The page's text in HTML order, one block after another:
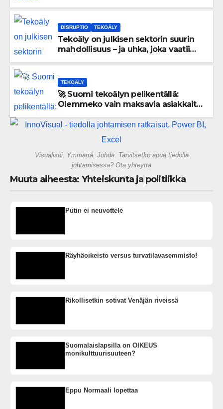
DISRUPTIO TEKOÄLY
Tekoäly on julkisen sektorin suurin
mahdollisuus – ja uhka, joka vaatii
TEKOÄLY
🚀 Suomi tekoälyn pelikentällä:
Olemmeko vain maksavia asiakkaita
gigatehtaan?
Visualisoi. Ymmärrä. Johda. Tarvitsetko apua tiedolla
johtamisessa? Ota yhteyttä
Muuta aiheesta: Yhteiskunta ja politiikka
Putin ei neuvottele
Räyhäoikeisto versus turvatilavasemmisto!
Rikollisetkin sotivat Venäjän riveissä
Suomalaislapsilla on OIKEUS
monikulttuurisuuteen?
Eppu Normaali lopettaa